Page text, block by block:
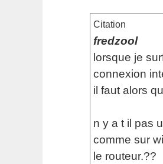
Citation
fredzool
lorsque je
connexion
il faut alors
n y a t il pas
comme sur
le routeur.??